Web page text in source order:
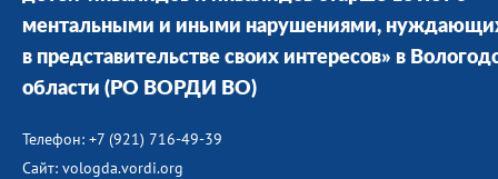
ментальными и иными нарушениями,
в представительстве своих интересов» в
области (РО ВОРДИ ВО)
Телефон: +7 (921) 716-49-39
Сайт: vologda.vordi.org